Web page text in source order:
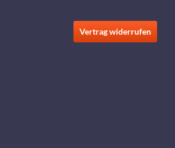
Vertrag widerrufen